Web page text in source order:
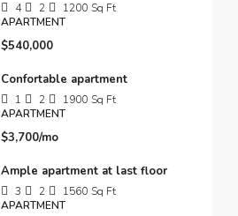
4 2 1200 Sq Ft
APARTMENT
$540,000
Confortable apartment
1 2 1900 Sq Ft
APARTMENT
$3,700/mo
Ample apartment at last floor
3 2 1560 Sq Ft
APARTMENT